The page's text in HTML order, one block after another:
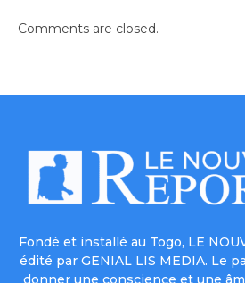
Comments are closed.
Fondé et installé au Togo, LE
édité par GENIAL LIS MEDIA. Le